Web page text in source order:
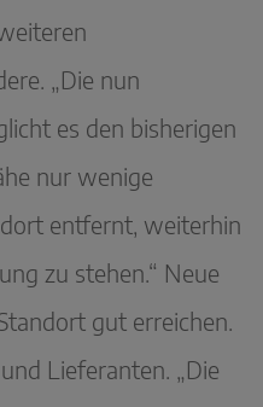
„Die nun
es den bisherigen
nur wenige
entfernt, weiterhin
zu stehen.“ Neue
gut erreichen.
Lieferanten. „Die